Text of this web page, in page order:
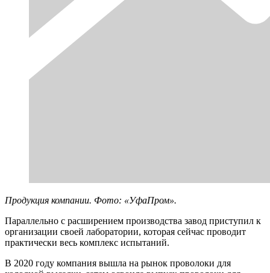
Продукция компании. Фото: «УфаПром».
Параллельно с расширением производства завод приступил к
организации своей лаборатории, которая сейчас проводит
практически весь комплекс испытаний.
В 2020 году компания вышла на рынок проволоки для